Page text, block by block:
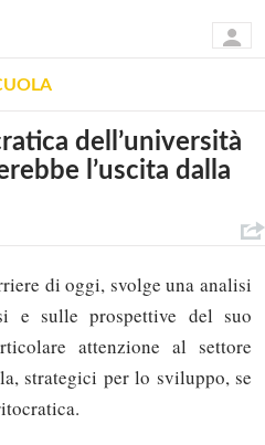
dell’università
l’uscita dalla
di oggi, svolge una analisi
e sulle prospettive del suo
attenzione al settore
strategici per lo sviluppo, se